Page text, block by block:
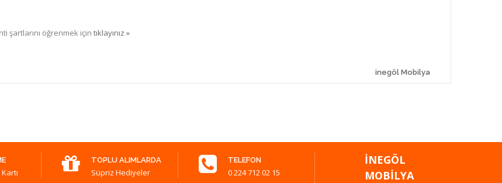
şartlarını öğrenmek için tıklayınız »
inegöl Mobilya
TOPLU ALIMLARDA
Süpriz Hediyeler
TELEFON
0 224 712 02 15
İNEGÖL
MOBILYA